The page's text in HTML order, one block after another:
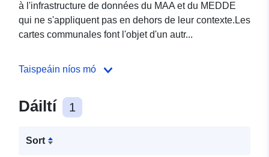
à l'infrastructure de données du MAA et du MEDDE
qui ne s'appliquent pas en dehors de leur contexte.Les
cartes communales font l'objet d'un autr...
Taispeáin níos mó
Dáiltí 1
Sort